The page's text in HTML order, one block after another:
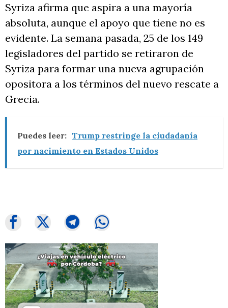
Syriza afirma que aspira a una mayoría
absoluta, aunque el apoyo que tiene no es
evidente. La semana pasada, 25 de los 149
legisladores del partido se retiraron de
Syriza para formar una nueva agrupación
opositora a los términos del nuevo rescate a
Grecia.
Puedes leer: Trump restringe la ciudadanía
por nacimiento en Estados Unidos